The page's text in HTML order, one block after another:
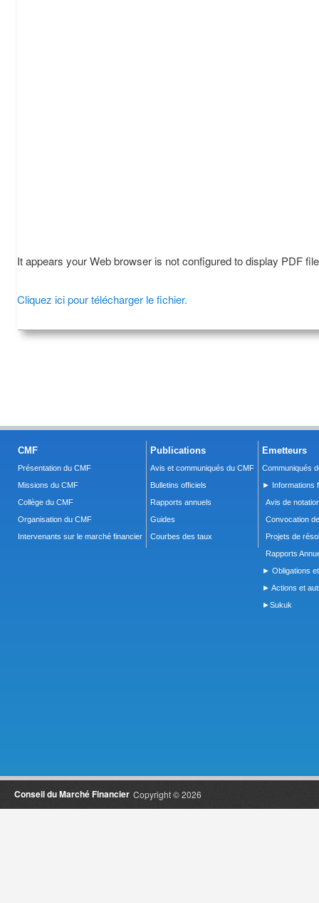
It appears your Web browser is not configured to display PDF
Cliquez ici pour télécharger le fichier.
CMF
Présentation du CMF
Missions du CMF
Collège du CMF
Organisation du CMF
Intervenants sur le marché financier
Publications
Avis et communiqués du CMF
Bulletins officiels
Rapports annuels
Guides
Courbes des taux
Emetteurs
Communiqués
► Informations
Avis de
Convocation
Projets de
Rapports
► Obligations
► Actions et
►Sukuk
Copyright © 2026
Conseil du Marché Financier